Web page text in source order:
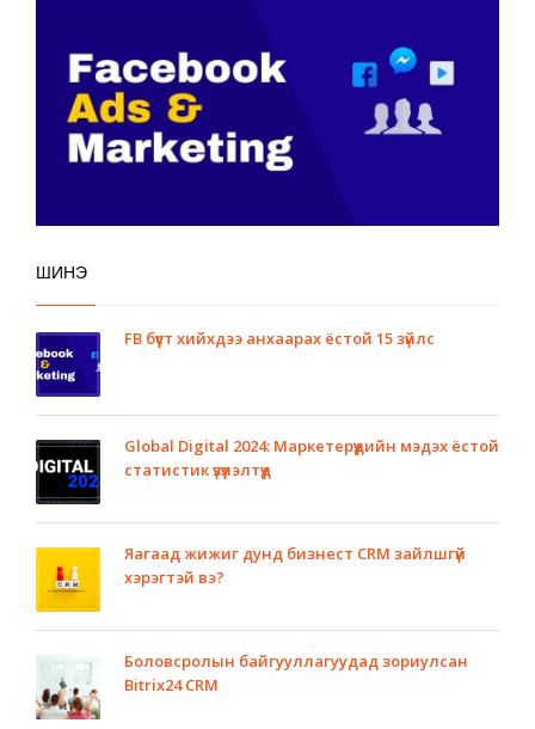
ШИНЭ
FB бүүст хийхдээ анхаарах ёстой 15 зүйлс
Global Digital 2024: Маркетерүүдийн мэдэх ёстой
статистик үзүүлэлтүүд
Яагаад жижиг дунд бизнест CRM зайлшгүй
хэрэгтэй вэ?
Боловсролын байгууллагуудад зориулсан
Bitrix24 CRM